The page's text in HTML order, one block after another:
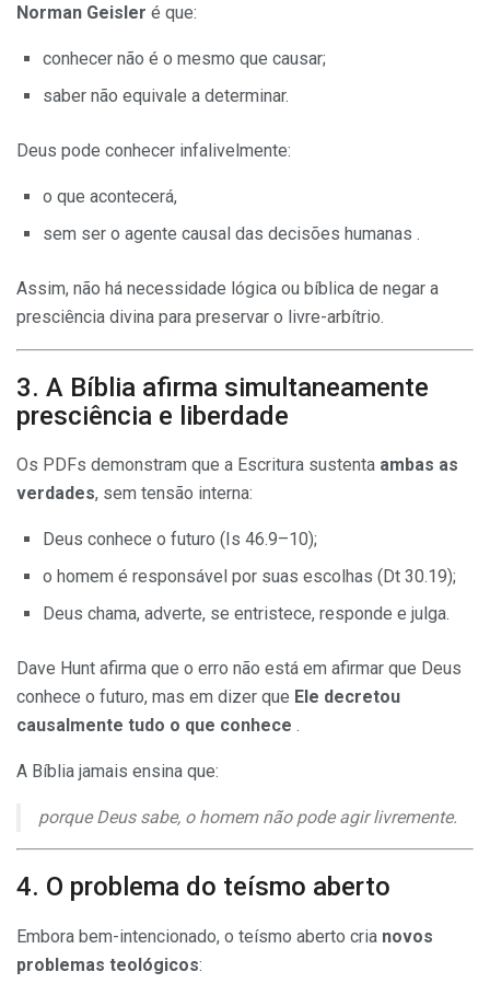
Norman Geisler é que:
conhecer não é o mesmo que causar;
saber não equivale a determinar.
Deus pode conhecer infalivelmente:
o que acontecerá,
sem ser o agente causal das decisões humanas .
Assim, não há necessidade lógica ou bíblica de negar a
presciência divina para preservar o livre-arbítrio.
3. A Bíblia afirma simultaneamente
presciência e liberdade
Os PDFs demonstram que a Escritura sustenta ambas as
verdades, sem tensão interna:
Deus conhece o futuro (Is 46.9–10);
o homem é responsável por suas escolhas (Dt 30.19);
Deus chama, adverte, se entristece, responde e julga.
Dave Hunt afirma que o erro não está em afirmar que Deus
conhece o futuro, mas em dizer que Ele decretou
causalmente tudo o que conhece .
A Bíblia jamais ensina que:
porque Deus sabe, o homem não pode agir livremente.
4. O problema do teísmo aberto
Embora bem-intencionado, o teísmo aberto cria novos
problemas teológicos: